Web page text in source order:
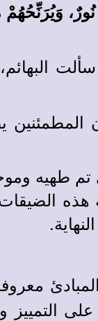
البهائم،
طهيه